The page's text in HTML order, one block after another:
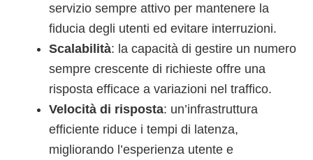
servizio sempre attivo per mantenere la
fiducia degli utenti ed evitare interruzioni.
Scalabilità: la capacità di gestire un numero
sempre crescente di richieste offre una
risposta efficace a variazioni nel traffico.
Velocità di risposta: un’infrastruttura
efficiente riduce i tempi di latenza,
migliorando l’esperienza utente e